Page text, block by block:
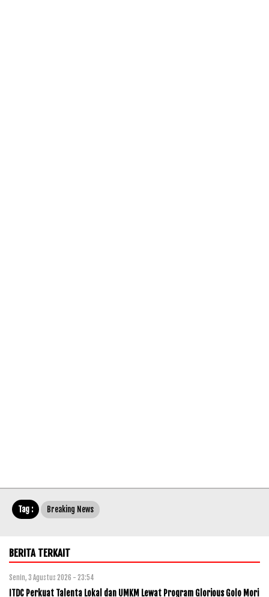
Tag : Breaking News
BERITA TERKAIT
Senin, 3 Agustus 2026 - 23:54
ITDC Perkuat Talenta Lokal dan UMKM Lewat Program Glorious Golo Mori